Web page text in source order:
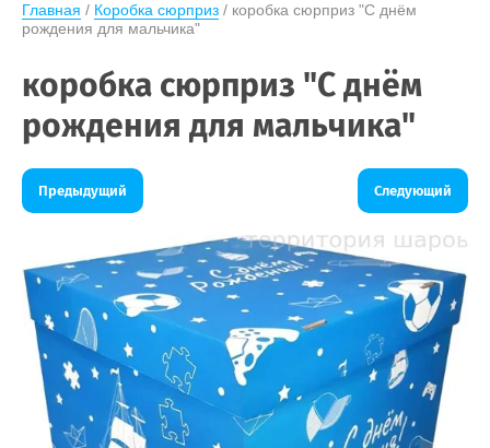
Главная / Коробка сюрприз / коробка сюрприз "С днём
рождения для мальчика"
коробка сюрприз "С днём
рождения для мальчика"
Предыдущий Следующий